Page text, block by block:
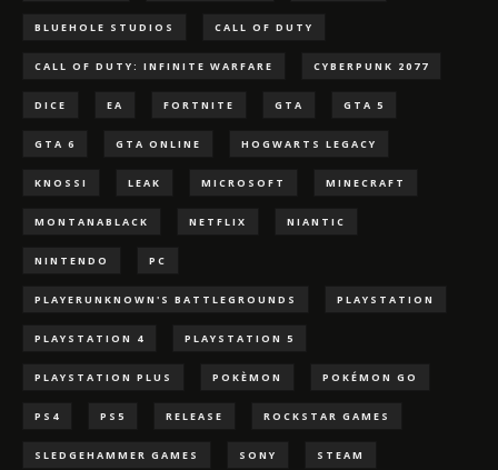
BLUEHOLE STUDIOS CALL OF DUTY
CALL OF DUTY: INFINITE WARFARE CYBERPUNK 2077
DICE EA FORTNITE GTA GTA 5
GTA 6 GTA ONLINE HOGWARTS LEGACY
KNOSSI LEAK MICROSOFT MINECRAFT
MONTANABLACK NETFLIX NIANTIC
NINTENDO PC
PLAYERUNKNOWN'S BATTLEGROUNDS PLAYSTATION
PLAYSTATION 4 PLAYSTATION 5
PLAYSTATION PLUS POKÈMON POKÉMON GO
PS4 PS5 RELEASE ROCKSTAR GAMES
SLEDGEHAMMER GAMES SONY STEAM